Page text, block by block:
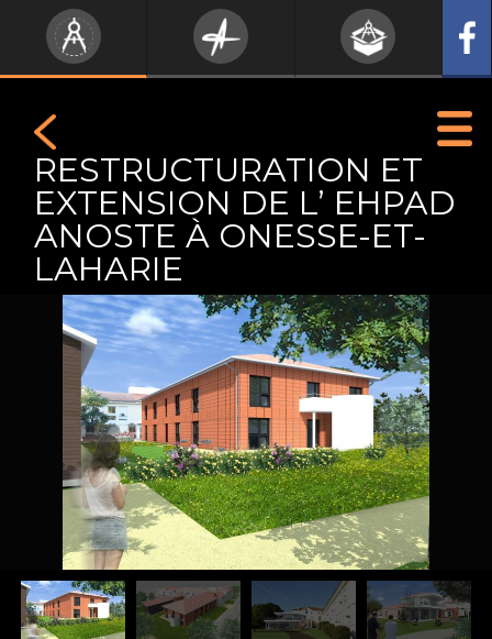
RESTRUCTURATION ET
EXTENSION DE L’ EHPAD
ANOSTE À ONESSE-ET-
LAHARIE